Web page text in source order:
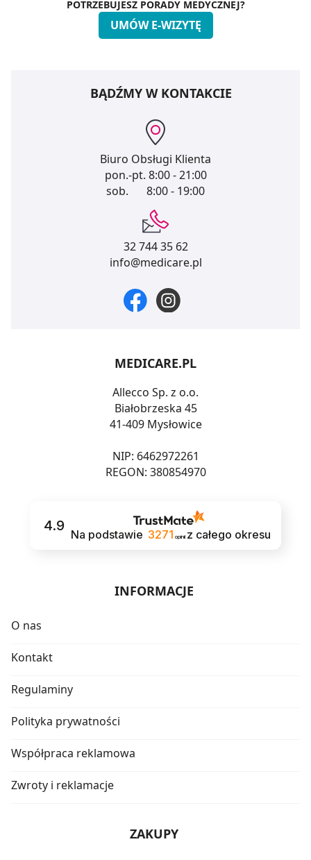
POTRZEBUJESZ PORADY MEDYCZNEJ?
UMÓW E-WIZYTĘ
BĄDŹMY W KONTAKCIE
Biuro Obsługi Klienta
pon.-pt. 8:00 - 21:00
sob.
8:00 - 19:00
32 744 35 62
info@medicare.pl
MEDICARE.PL
Allecco Sp. z o.o.
Białobrzeska 45
41-409 Mysłowice
NIP: 6462972261
REGON: 380854970
4.9
Na podstawie 3271 opinii z całego okresu
INFORMACJE
O nas
Kontakt
Regulaminy
Polityka prywatności
Współpraca reklamowa
Zwroty i reklamacje
ZAKUPY